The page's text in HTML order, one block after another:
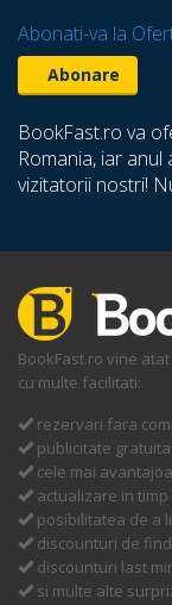
Abonati-va la
BookFast.ro va
Romania, iar
vizitatorii nostri!
BookFast.ro vine
cu multe facilitati:
rezervari fara
publicitate
cele mai
actualizare in
posibilitatea de a
discounturi de
discounturi last
si multe alte